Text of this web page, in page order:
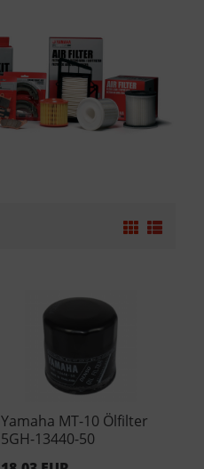
Yamaha MT-10 Ölfilter
5GH-13440-50